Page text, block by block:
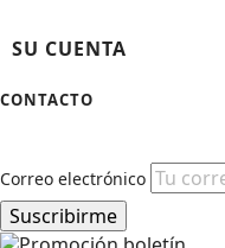
SU CUENTA
CONTACTO
Correo electrónico
Suscribirme